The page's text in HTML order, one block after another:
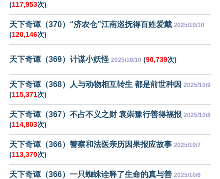
(117,953次)
天下奇谭（370）“济农仓”江南巡抚得百姓爱戴 2025/10/10
(120,146次)
天下奇谭（369）计谋小妖怪 2025/10/10 (90,739次)
天下奇谭（368）人与动物相互转生 都是前世种因 2025/10/9
(115,371次)
天下奇谭（367）不占不义之财 袁崇豫行善得福报 2025/10/8
(114,803次)
天下奇谭（366）警察和法医亲历因果报应故事 2025/10/7
(113,370次)
天下奇谭（366）一只蜘蛛诠释了生命的真与善 2025/10/6